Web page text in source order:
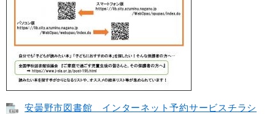
安曇野市図書館 インターネット予約サービスチラシ